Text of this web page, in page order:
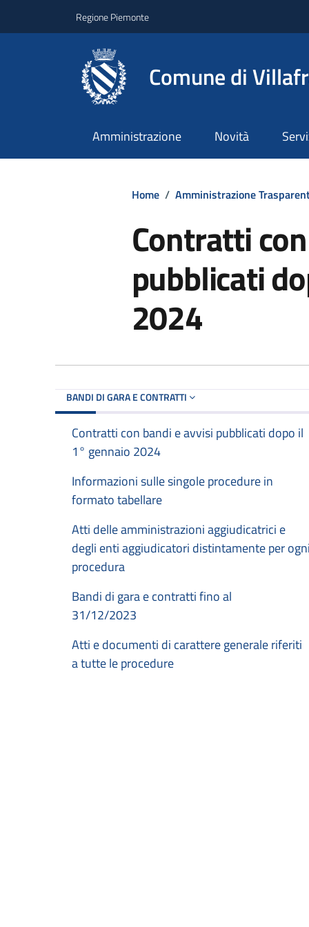
Regione Piemonte
Comune di
Amministrazione Novità
Home / Amministrazione
Contratti
pubblicati
2024
BANDI DI GARA E CONTRATTI
Contratti con bandi e avvisi pubblicati dopo il
1° gennaio 2024
Informazioni sulle singole procedure in
formato tabellare
Atti delle amministrazioni aggiudicatrici e
degli enti aggiudicatori distintamente per ogni
procedura
Bandi di gara e contratti fino al
31/12/2023
Atti e documenti di carattere generale riferiti
a tutte le procedure